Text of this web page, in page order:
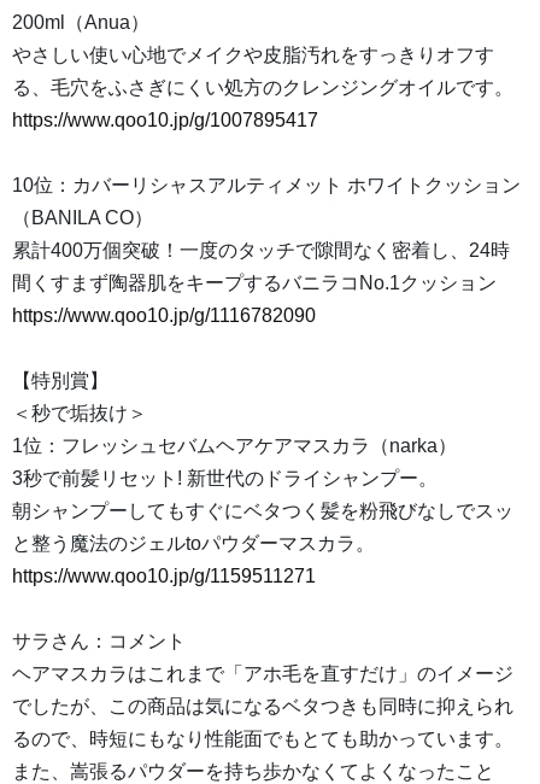
200ml（Anua）
やさしい使い心地でメイクや皮脂汚れをすっきりオフす
る、毛穴をふさぎにくい処方のクレンジングオイルです。
https://www.qoo10.jp/g/1007895417
10位：カバーリシャスアルティメット ホワイトクッション
（BANILA CO）
累計400万個突破！一度のタッチで隙間なく密着し、24時
間くすまず陶器肌をキープするバニラコNo.1クッション
https://www.qoo10.jp/g/1116782090
【特別賞】
＜秒で垢抜け＞
1位：フレッシュセバムヘアケアマスカラ（narka）
3秒で前髪リセット! 新世代のドライシャンプー。
朝シャンプーしてもすぐにベタつく髪を粉飛びなしでスッ
と整う魔法のジェルtoパウダーマスカラ。
https://www.qoo10.jp/g/1159511271
サラさん：コメント
ヘアマスカラはこれまで「アホ毛を直すだけ」のイメージ
でしたが、この商品は気になるベタつきも同時に抑えられ
るので、時短にもなり性能面でもとても助かっています。
また、嵩張るパウダーを持ち歩かなくてよくなったこと